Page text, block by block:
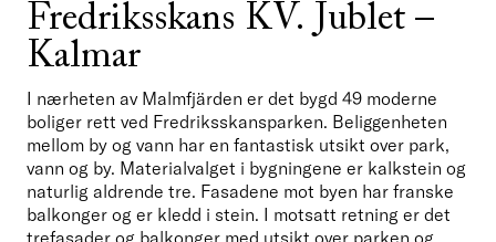
Fredriksskans KV. Jublet –
Kalmar
I nærheten av Malmfjärden er det bygd 49 moderne
boliger rett ved Fredriksskansparken. Beliggenheten
mellom by og vann har en fantastisk utsikt over park,
vann og by. Materialvalget i bygningene er kalkstein og
naturlig aldrende tre. Fasadene mot byen har franske
balkonger og er kledd i stein. I motsatt retning er det
trefasader og balkonger med utsikt over parken og